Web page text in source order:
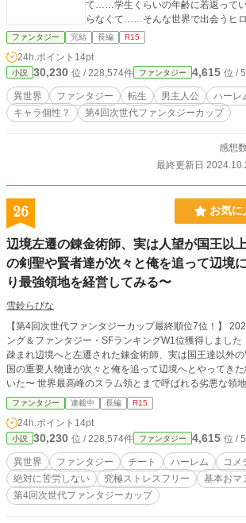
て……学生くらいの年齢に若返って
らなくて……そんな世界で出会うヒロイン
力が当然のように存在するその世界
に入れた能力も……異世界に来たって
ん。 俺は俺の出来ること…… 彼女たちを守り……そして俺は
その能力を駆使して彼女たちを英雄にする。 だけ
彼女たちにとっては俺が英雄のようだ……。 ※※
していますが、主人公最強で無双は
す……流行ではないのは承知ですが、
面が多いです……後一応理由はあり
対する態度がなってません……、後
た場合、お気に入り登録……このエ
は喜びます……メンタル弱めなので
は怯えていますが、気軽に頂ける
ファンタジー 完結 長編 R15
24h.ポイント 14pt
小説 30,230 位 / 228,574件 ファンタジー 4,615 位 /
異世界 ファンタジー 転生 男主人公 ハーレ
キャラ個性？
第4回次世代ファンタジーカップ
感想
最終更新日
26 お気に
辺境左遷の錬金術師、実は人望が国王以
の剣聖や賢者達が次々と俺を追って辺境
り最強領地を経営してみる〜
雪鈴らぴな
【第4回次世代ファンタジーカップ最終順位7位！】 2024年5月11日 HOTランキ
ング＆ファンタジー・SFランキングW1位獲得しました！ 本タイトル 国王か
疎まれ辺境へと左遷された錬金術師、実は国王達以外
国の重要人物達が次々と俺を追って辺境へとやってき
いた〜 世界最高峰のスラム領とまで呼ばれる劣悪な領地へ左遷された主人公が
バカみたいなチート(無自覚)で無双しまくったり、ハー
のぐーたら生活を夢見て頑張る……そんな話。 無能を追い出したと思い込んで
る国王は、そんな無能を追って王国の超重要人物達が次
りだす。
ファンタジー 連載中 長編 R15
24h.ポイント 14pt
小説 30,230 位 / 228,574件 ファンタジー 4,615 位 /
異世界 ファンタジー チート ハーレム
コメ
絶対に苦労しない
究極ストレスフリー
基本おマ
第4回次世代ファンタジーカップ